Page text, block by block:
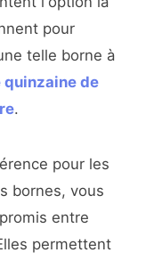
pour
telle borne à
quinzaine de
.
pour les
bornes, vous
entre
permettent